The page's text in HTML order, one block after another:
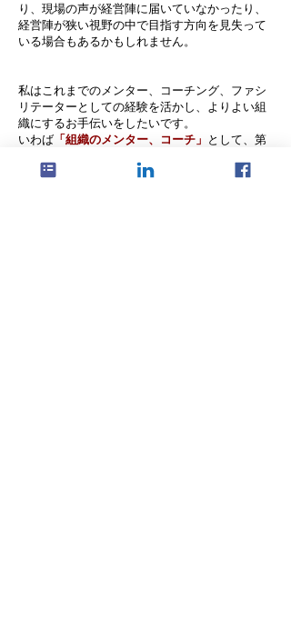
り、現場の声が経営陣に届いていなかったり、
経営陣が狭い視野の中で目指す方向を見失って
いる場合もあるかもしれません。
私はこれまでのメンター、コーチング、ファシ
リテーターとしての経験を活かし、よりよい組
織にするお手伝いをしたいです。
いわば 「組織のメンター、コーチ 」 として、第
し、組織の魅力を最大限に引き出していきたい